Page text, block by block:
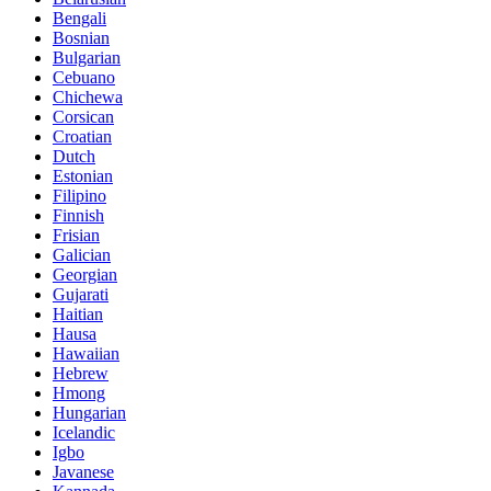
Bengali
Bosnian
Bulgarian
Cebuano
Chichewa
Corsican
Croatian
Dutch
Estonian
Filipino
Finnish
Frisian
Galician
Georgian
Gujarati
Haitian
Hausa
Hawaiian
Hebrew
Hmong
Hungarian
Icelandic
Igbo
Javanese